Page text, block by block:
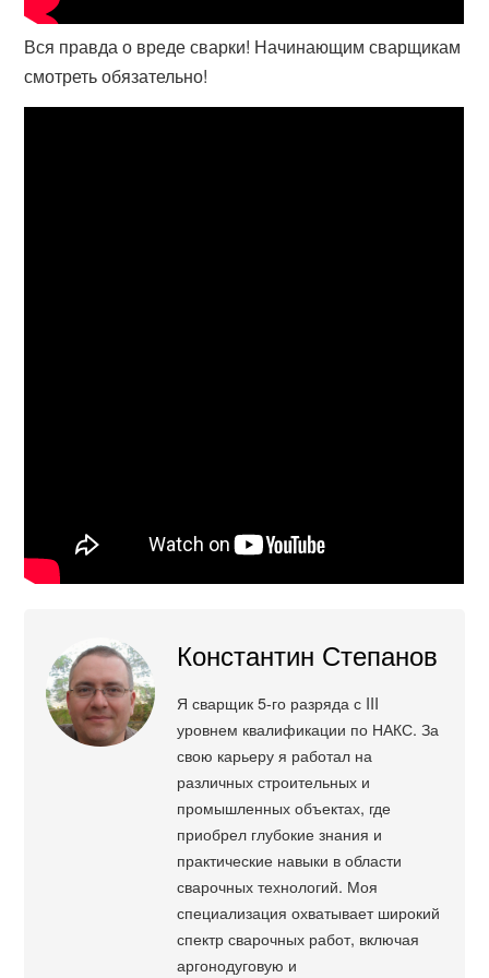
Вся правда о вреде сварки! Начинающим сварщикам
смотреть обязательно!
Константин Степанов
Я сварщик 5-го разряда с III
уровнем квалификации по НАКС. За
свою карьеру я работал на
различных строительных и
промышленных объектах, где
приобрел глубокие знания и
практические навыки в области
сварочных технологий. Моя
специализация охватывает широкий
спектр сварочных работ, включая
аргонодуговую и